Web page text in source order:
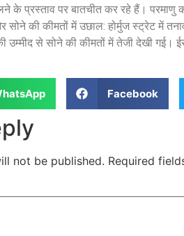
के प्रस्ताव पर बातचीत कर रहे हैं।
की कीमतों में उछाल: होर्मुज स्ट्रेट में
उम्मीद से सोने की कीमतों में तेजी देखी
Facebook
not be published. Required